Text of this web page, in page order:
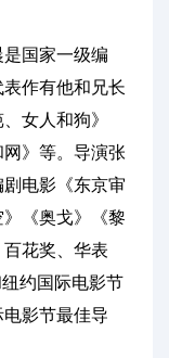
国家一级编
作有他和兄长
女人和狗》
网》等。导演张
电影《东京审
《奥戈》《黎
花奖、华表
约国际电影节
影节最佳导